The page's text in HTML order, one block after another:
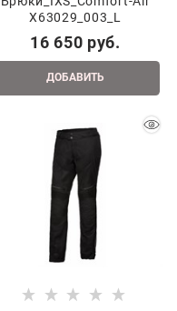
X63029_003_L
16 650 руб.
ДОБАВИТЬ